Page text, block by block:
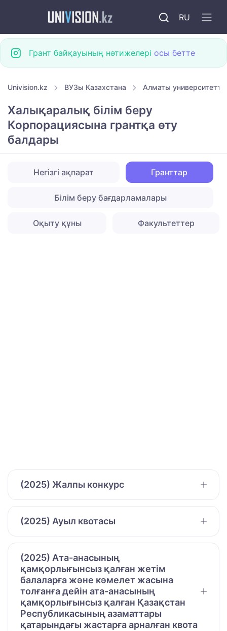
RU
Грант байқауының нәтижелері осы бетте
Univision.kz ВУЗы Казахстана Алматы
Халықаралық білім беру
Корпорациясына грантқа өту
балдары
Негізгі ақпарат Гранттар
Білім беру бағдарламалары
Оқыту құны Факультеттер
(2025) Жалпы конкурс
(2025) Ауыл квотасы
(2025) Ата-анасының
қамқорлығынсыз қалған жетім
балаларға және кәмелет жасына
толғанға дейін ата-анасының
қамқорлығынсыз қалған Қазақстан
Республикасының азаматтары
қатарындағы жастарға арналған квота